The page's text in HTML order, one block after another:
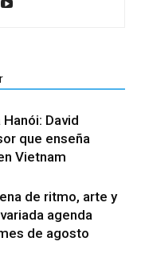
David
que enseña
Vietnam
de ritmo, arte y
agenda
de agosto